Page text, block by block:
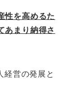
性を高めるた
あまり納得さ
経営の発展と